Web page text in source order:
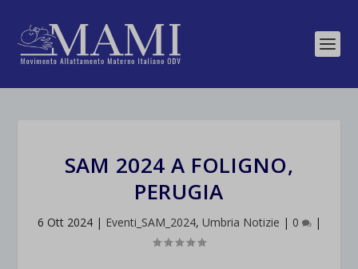
SAM 2024 A FOLIGNO,
PERUGIA
6 Ott 2024| Eventi_SAM_2024, Umbria Notizie | 0 |